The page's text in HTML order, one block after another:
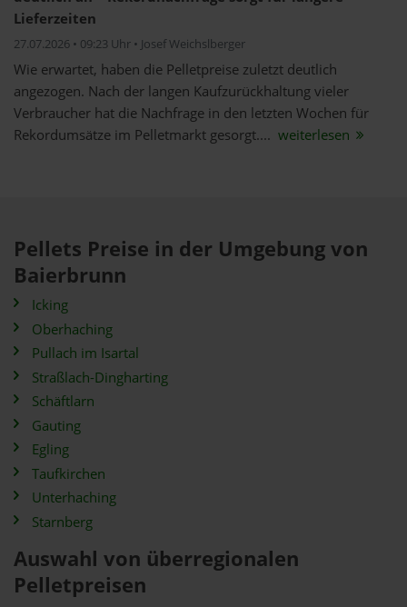
Lieferzeiten
27.07.2026 • 09:23 Uhr • Josef Weichslberger
Wie erwartet, haben die Pelletpreise zuletzt deutlich
angezogen. Nach der langen Kaufzurückhaltung vieler
Verbraucher hat die Nachfrage in den letzten Wochen für
Rekordumsätze im Pelletmarkt gesorgt.... weiterlesen
Pellets Preise in der Umgebung von
Baierbrunn
Icking
Oberhaching
Pullach im Isartal
Straßlach-Dingharting
Schäftlarn
Gauting
Egling
Taufkirchen
Unterhaching
Starnberg
Auswahl von überregionalen
Pelletpreisen